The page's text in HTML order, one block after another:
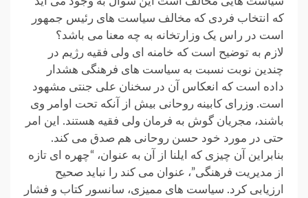
که انتخاب فردی که مخالف سیاست های رئیس جمهور
است در راس یک وزارتخانه به چه معنا می باشد؟
لازم به توضیح است که خامنه ای ولی فقیه رژیم در
چندین نوبت نسبت به سیاست های فرهنگی هشدار
داده است که انعکاس آن در سخنان علی جنتی مشهود
است. وزرای کابینه روحانی بیش از آنکه تحت اوامر وی
باشند، مجریان گوش به فرمان ولی فقیه هستند. این امر
حتی در مورد خود حسن روحانی هم صدق می کند.
بنابراین آن چیزی که ایلنا از آن به عنوان، “چهره ای تازه
از مدیریت فرهنگی”، عنوان می کند را نباید صحیح
ارزیابی کرد. سیاست های ممیزی، سانسور کتاب و فشار